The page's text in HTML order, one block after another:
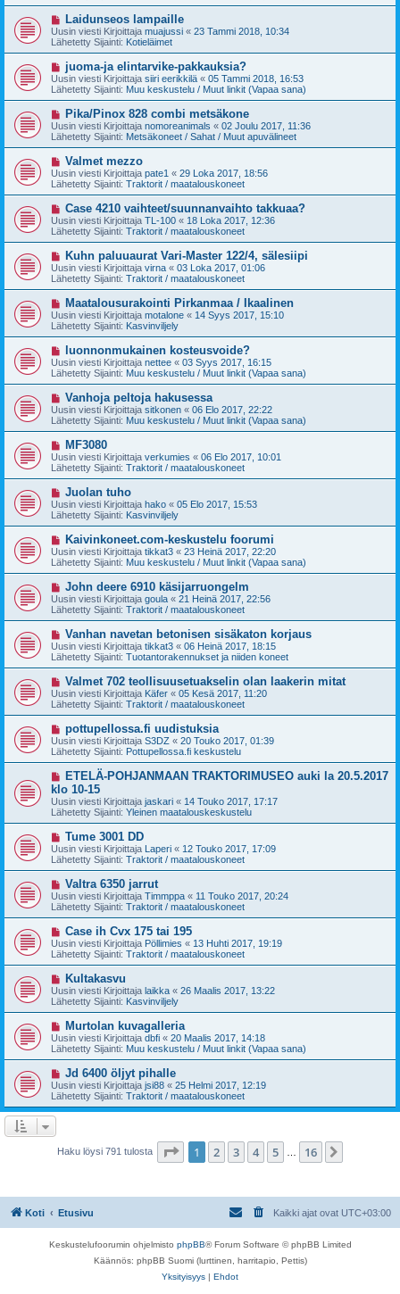
tv
e
s
t
U
u
s
i
v
e
s
t
Laidunseos lampaille
Uusin viesti Kirjoittaja muajussi « 23 Tammi 2018, 10:34
Lähetetty Sijainti: Kotieläimet
U
u
s
i
v
e
s
t
juoma-ja elintarvike-pakkauksia?
Uusin viesti Kirjoittaja siiri eerikkilä « 05 Tammi 2018, 16:53
Lähetetty Sijainti: Muu keskustelu / Muut linkit (Vapaa sana)
U
u
s
i
v
e
s
t
Pika/Pinox 828 combi metsäkone
Uusin viesti Kirjoittaja nomoreanimals « 02 Joulu 2017, 11:36
Lähetetty Sijainti: Metsäkoneet / Sahat / Muut apuvälineet
U
u
s
i
e
s
t
Valmet mezzo
Uusin viesti Kirjoittaja pate1 « 29 Loka 2017, 18:56
Lähetetty Sijainti: Traktorit / maatalouskoneet
U
u
s
i
v
e
s
t
Case 4210 vaihteet/suunnanvaihto takkuaa?
Uusin viesti Kirjoittaja TL-100 « 18 Loka 2017, 12:36
Lähetetty Sijainti: Traktorit / maatalouskoneet
U
u
s
i
v
e
s
t
Kuhn paluuaurat Vari-Master 122/4, sälesiipi
Uusin viesti Kirjoittaja virna « 03 Loka 2017, 01:06
Lähetetty Sijainti: Traktorit / maatalouskoneet
U
u
s
i
v
e
s
t
Maatalousurakointi Pirkanmaa / Ikaalinen
Uusin viesti Kirjoittaja motalone « 14 Syys 2017, 15:10
Lähetetty Sijainti: Kasvinviljely
U
u
s
i
v
e
s
t
luonnonmukainen kosteusvoide?
Uusin viesti Kirjoittaja nettee « 03 Syys 2017, 16:15
Lähetetty Sijainti: Muu keskustelu / Muut linkit (Vapaa sana)
U
u
s
i
v
e
s
t
Vanhoja peltoja hakusessa
Uusin viesti Kirjoittaja sitkonen « 06 Elo 2017, 22:22
Lähetetty Sijainti: Muu keskustelu / Muut linkit (Vapaa sana)
U
u
s
i
e
s
t
MF3080
Uusin viesti Kirjoittaja verkumies « 06 Elo 2017, 10:01
Lähetetty Sijainti: Traktorit / maatalouskoneet
U
u
s
i
v
e
s
t
Juolan tuho
Uusin viesti Kirjoittaja hako « 05 Elo 2017, 15:53
Lähetetty Sijainti: Kasvinviljely
U
u
s
i
e
s
t
Kaivinkoneet.com-keskustelu foorumi
Uusin viesti Kirjoittaja tikkat3 « 23 Heinä 2017, 22:20
Lähetetty Sijainti: Muu keskustelu / Muut linkit (Vapaa sana)
U
u
s
i
v
e
s
t
John deere 6910 käsijarruongelm
Uusin viesti Kirjoittaja goula « 21 Heinä 2017, 22:56
Lähetetty Sijainti: Traktorit / maatalouskoneet
U
u
s
i
v
e
s
t
Vanhan navetan betonisen sisäkaton korjaus
Uusin viesti Kirjoittaja tikkat3 « 06 Heinä 2017, 18:15
Lähetetty Sijainti: Tuotantorakennukset ja niiden koneet
U
u
s
i
e
s
t
Valmet 702 teollisuusetuakselin olan laakerin mitat
Uusin viesti Kirjoittaja Käfer « 05 Kesä 2017, 11:20
Lähetetty Sijainti: Traktorit / maatalouskoneet
U
u
s
i
v
e
s
t
i
pottupellossa.fi uudistuksia
Uusin viesti Kirjoittaja S3DZ « 20 Touko 2017, 01:39
Lähetetty Sijainti: Pottupellossa.fi keskustelu
U
s
i
v
i
s
t
i
ETELÄ-POHJANMAAN TRAKTORIMUSEO auki la 20.5.2017
klo 10-15
Uusin viesti Kirjoittaja jaskari « 14 Touko 2017, 17:17
Lähetetty Sijainti: Yleinen maatalouskeskustelu
U
u
s
i
v
e
s
t
Tume 3001 DD
Uusin viesti Kirjoittaja Laperi « 12 Touko 2017, 17:09
Lähetetty Sijainti: Traktorit / maatalouskoneet
U
u
s
i
e
s
t
Valtra 6350 jarrut
Uusin viesti Kirjoittaja Timmppa « 11 Touko 2017, 20:24
Lähetetty Sijainti: Traktorit / maatalouskoneet
U
u
s
i
v
e
s
t
Case ih Cvx 175 tai 195
Uusin viesti Kirjoittaja Pöllimies « 13 Huhti 2017, 19:19
Lähetetty Sijainti: Traktorit / maatalouskoneet
U
u
s
i
v
e
s
t
Kultakasvu
Uusin viesti Kirjoittaja laikka « 26 Maalis 2017, 13:22
Lähetetty Sijainti: Kasvinviljely
U
u
s
i
e
s
t
Murtolan kuvagalleria
Uusin viesti Kirjoittaja dbfi « 20 Maalis 2017, 14:18
Lähetetty Sijainti: Muu keskustelu / Muut linkit (Vapaa sana)
U
u
s
i
v
s
t
Jd 6400 öljyt pihalle
Uusin viesti Kirjoittaja jsi88 « 25 Helmi 2017, 12:19
Lähetetty Sijainti: Traktorit / maatalouskoneet
Haku löysi 791 tulosta Sivu /16
1 2 3 4 5 16
Koti Etusivu Kaikki ajat ovat UTC+03:00
Keskustelufoorumin ohjelmisto phpBB® Forum Software © phpBB Limited
Käännös: phpBB Suomi (lurttinen, harritapio, Pettis)
Yksityisyys | Ehdot